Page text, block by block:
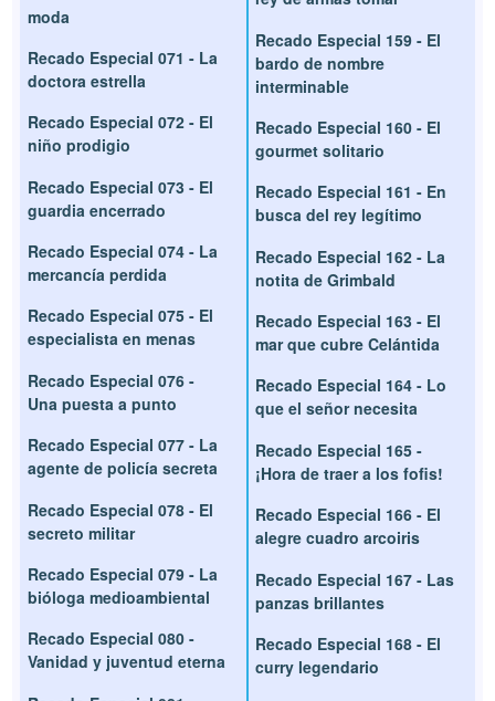
moda
Recado Especial 071 - La
doctora estrella
Recado Especial 072 - El
niño prodigio
Recado Especial 073 - El
guardia encerrado
Recado Especial 074 - La
mercancía perdida
Recado Especial 075 - El
especialista en menas
Recado Especial 076 -
Una puesta a punto
Recado Especial 077 - La
agente de policía secreta
Recado Especial 078 - El
secreto militar
Recado Especial 079 - La
bióloga medioambiental
Recado Especial 080 -
Vanidad y juventud eterna
Recado Especial 159 - El
bardo de nombre
interminable
Recado Especial 160 - El
gourmet solitario
Recado Especial 161 - En
busca del rey legítimo
Recado Especial 162 - La
notita de Grimbald
Recado Especial 163 - El
mar que cubre Celántida
Recado Especial 164 - Lo
que el señor necesita
Recado Especial 165 -
¡Hora de traer a los fofis!
Recado Especial 166 - El
alegre cuadro arcoiris
Recado Especial 167 - Las
panzas brillantes
Recado Especial 168 - El
curry legendario